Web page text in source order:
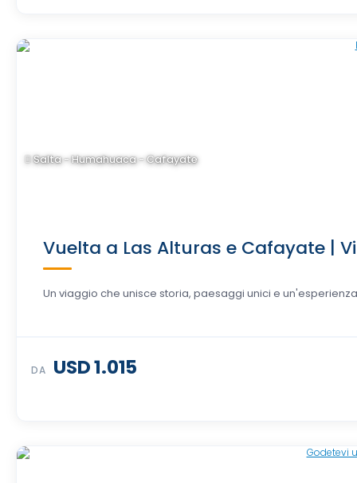
Salta - Humahuaca - Cafayate
Vuelta a Las Alturas e Cafayate |
Un viaggio che unisce storia, paesaggi unici e
DA USD 1.015